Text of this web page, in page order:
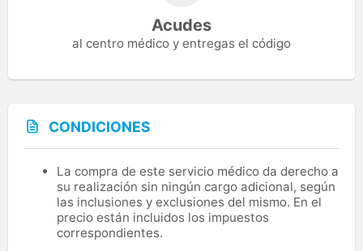
Acudes
al centro médico y entregas el código
CONDICIONES
La compra de este servicio médico da derecho a
su realización sin ningún cargo adicional, según
las inclusiones y exclusiones del mismo. En el
precio están incluidos los impuestos
correspondientes.